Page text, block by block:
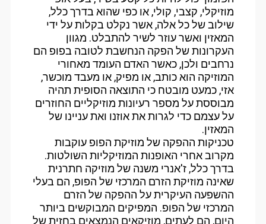
מוזיקלי, קצבי, קולי, או כפי שהוא בדרך כלל,
שילוב של כל אלה, אשר נקלט בקלות על ידי
המאזין ואשר עוזר לשיר להתבלט. מגוון
העקרונות של הפקה הנחשבת לטובה בפופ הם
נרחבים ולכן, כאשר האדם העומד מאחורי
המוזיקה הוא כותב, או מפיק, או מעבד מוכשר,
אזי, כמעט מובטח כי התוצאה הסופית תהיה
מבוססת על מספר רעיונות מוזיקליים החוזרים
על עצמם כדי לגרות את אוזנו ואת עניינו של
המאזין.
טכניקות ההפקה של מוזיקת הפופ עוקבות
מקרוב אחרי האופנות המוזיקליות השולטות.
בדרך כלל, ז'אנרי משנה של מוזיקה חתרנית
שאינה מוזיקת הזרם המרכזי של הפופ, הם בעלי
ההשפעה העיקרית על ההפקה של הזרם
המרכזי של הפופ. המפיקים המבוקשים ביותר
היום, הם לעתים, מוזיקאים הנמצאים בחזית של